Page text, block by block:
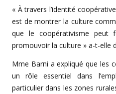
« À travers l’identité
est de montrer la culture
que le coopérativisme peut
promouvoir la culture » a-t-elle
Mme Barni a expliqué que les
un rôle essentiel dans
particulier dans les zones